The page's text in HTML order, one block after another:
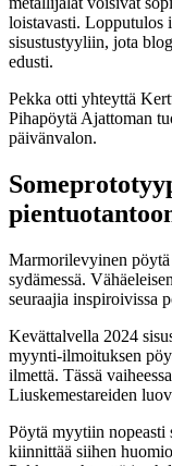
loistavasti. Lopputulos
sisustustyyliin, jota
edusti.
Pekka otti yhteyttä
Pihapöytä Ajattoman
päivänvalon.
Marmorilevyinen
sydämessä.
seuraajia inspiroivissa
Kevättalvella 2024
myynti-ilmoituksen
ilmettä. Tässä
Liuskemestareiden
Pöytä myytiin nopeasti
kiinnittää siihen